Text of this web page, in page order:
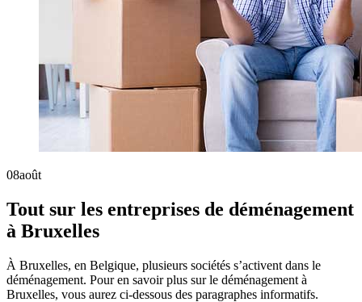
08août
Tout sur les entreprises de déménagement
à Bruxelles
À Bruxelles, en Belgique, plusieurs sociétés s’activent dans le
déménagement. Pour en savoir plus sur le déménagement à
Bruxelles, vous aurez ci-dessous des paragraphes informatifs.